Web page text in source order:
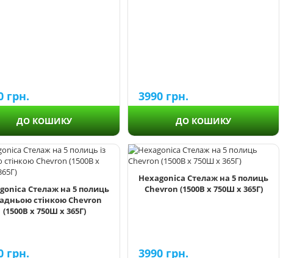
грн.
ДО КОШИКУ
3990 грн.
ДО КОШИКУ
Стелаж на 5 полиць
стінкою Chevron
(1500В х 750Ш х 365Г)
грн.
Hexagonica Стелаж на 5 полиць
Chevron (1500В х 750Ш х 365Г)
3990 грн.